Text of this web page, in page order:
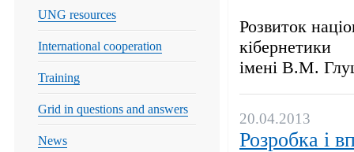
UNG resources
International cooperation
Training
Grid in questions and answers
News
Розвиток
кібернетики
імені В.М.
20.04.2013
Розробка і